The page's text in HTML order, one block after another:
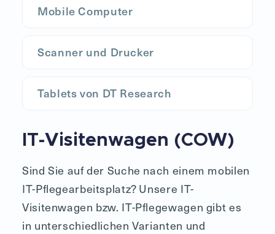
Mobile Computer
Scanner und Drucker
Tablets von DT Research
IT-Visitenwagen (COW)
Sind Sie auf der Suche nach einem mobilen
IT-Pflegearbeitsplatz? Unsere IT-
Visitenwagen bzw. IT-Pflegewagen gibt es
in unterschiedlichen Varianten und